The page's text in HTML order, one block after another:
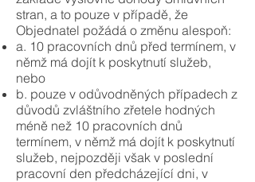
stran, a to pouze v případě, že
Objednatel požádá o změnu alespoň:
a. 10 pracovních dnů před termínem, v
němž má dojít k poskytnutí služeb,
nebo
b. pouze v odůvodněných případech z
důvodů zvláštního zřetele hodných
méně než 10 pracovních dnů
termínem, v němž má dojít k poskytnutí
služeb, nejpozději však v poslední
pracovní den předcházející dni, v